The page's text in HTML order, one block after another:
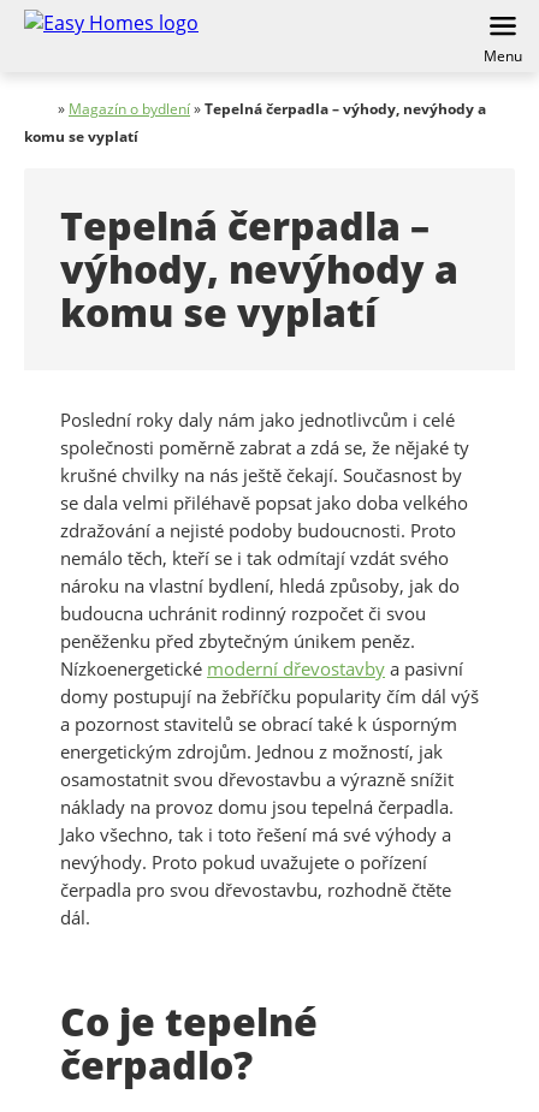
Menu
» Magazín o bydlení»Tepelná čerpadla – výhody, nevýhody a
komu se vyplatí
Tepelná čerpadla –
výhody, nevýhody a
komu se vyplatí
Poslední roky daly nám jako jednotlivcům i celé
společnosti poměrně zabrat a zdá se, že nějaké ty
krušné chvilky na nás ještě čekají. Současnost by
se dala velmi přiléhavě popsat jako doba velkého
zdražování a nejisté podoby budoucnosti. Proto
nemálo těch, kteří se i tak odmítají vzdát svého
nároku na vlastní bydlení, hledá způsoby, jak do
budoucna uchránit rodinný rozpočet či svou
peněženku před zbytečným únikem peněz.
Nízkoenergetické moderní dřevostavby a pasivní
domy postupují na žebříčku popularity čím dál výš
a pozornost stavitelů se obrací také k úsporným
energetickým zdrojům. Jednou z možností, jak
osamostatnit svou dřevostavbu a výrazně snížit
náklady na provoz domu jsou tepelná čerpadla.
Jako všechno, tak i toto řešení má své výhody a
nevýhody. Proto pokud uvažujete o pořízení
čerpadla pro svou dřevostavbu, rozhodně čtěte
dál.
Co je tepelné
čerpadlo?